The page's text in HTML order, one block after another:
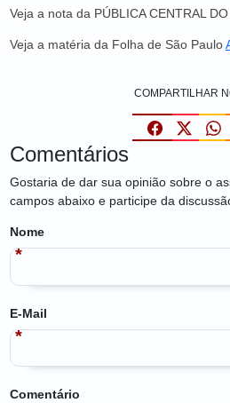
Veja a nota da PÚBLICA CENTRAL
Veja a matéria da Folha de São Paulo
COMPARTILHAR
Comentários
Gostaria de dar sua opinião sobre o
campos abaixo e participe da
Nome
E-Mail
Comentário